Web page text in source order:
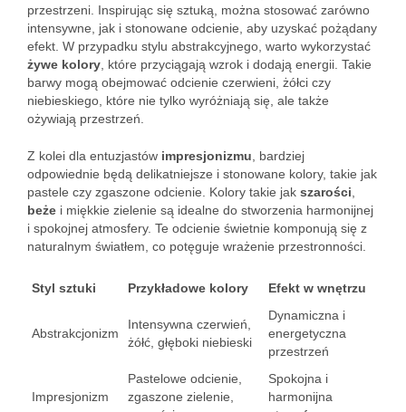
przestrzeni. Inspirując się sztuką, można stosować zarówno
intensywne, jak i stonowane odcienie, aby uzyskać pożądany
efekt. W przypadku stylu abstrakcyjnego, warto wykorzystać
żywe kolory , które przyciągają wzrok i dodają energii. Takie
barwy mogą obejmować odcienie czerwieni, żółci czy
niebieskiego, które nie tylko wyróżniają się, ale także
ożywiają przestrzeń.
Z kolei dla entuzjastów impresjonizmu , bardziej
odpowiednie będą delikatniejsze i stonowane kolory, takie jak
pastele czy zgaszone odcienie. Kolory takie jak szarości
beże i miękkie zielenie są idealne do stworzenia harmonijnej
i spokojnej atmosfery. Te odcienie świetnie komponują się z
naturalnym światłem, co potęguje wrażenie przestronności.
Styl sztuki Przykładowe kolory Efekt w wnętrzu
Abstrakcjonizm
Intensywna czerwień,
żółć, głęboki niebieski
Dynamiczna i
energetyczna
przestrzeń
Impresjonizm
Pastelowe odcienie,
zgaszone zielenie,
Spokojna i
harmonijna